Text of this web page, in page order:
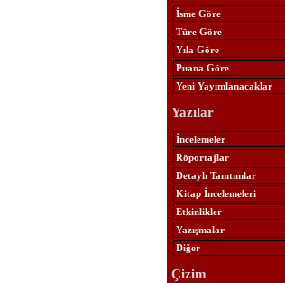
İsme Göre
Türe Göre
Yıla Göre
Puana Göre
Yeni Yayımlanacaklar
Yazılar
İncelemeler
Röportajlar
Detaylı Tanıtımlar
Kitap İncelemeleri
Etkinlikler
Yazışmalar
Diğer
Çizim